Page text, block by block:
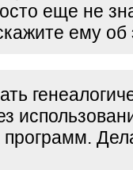
еще не
ему об